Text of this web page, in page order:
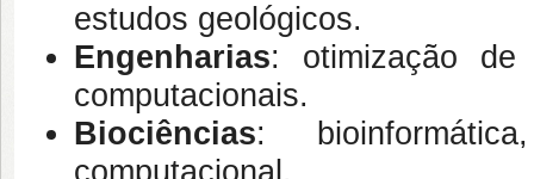
estudos geológicos.
Engenharias: otimização de
computacionais.
Biociências:
computacional.